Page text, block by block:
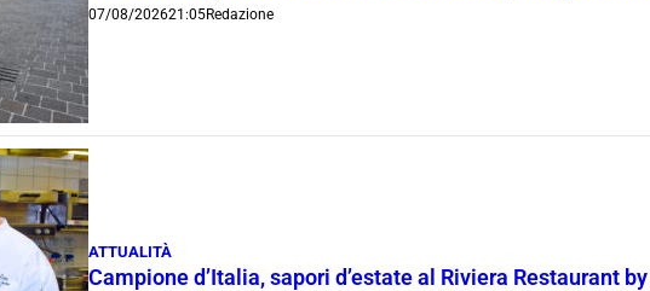
07/08/202621:05Redazione
ATTUALITÀ
Campione d’Italia, sapori d’estate al Riviera Restaurant